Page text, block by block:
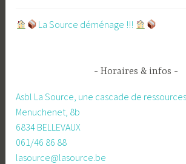
​La Source déménage !!!
Horaires & infos
Asbl La Source, une cascade de ressources
Menuchenet, 8b
6834 BELLEVAUX
061/46 86 88
lasource@lasource.be